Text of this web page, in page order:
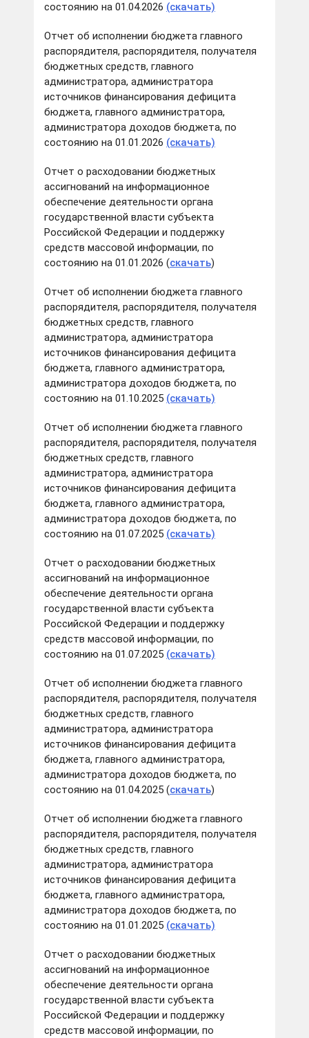
состоянию на 01.04.2026 (скачать)
Отчет об исполнении бюджета главного
распорядителя, распорядителя, получателя
бюджетных средств, главного
администратора, администратора
источников финансирования дефицита
бюджета, главного администратора,
администратора доходов бюджета, по
состоянию на 01.01.2026 (скачать)
Отчет о расходовании бюджетных
ассигнований на информационное
обеспечение деятельности органа
государственной власти субъекта
Российской Федерации и поддержку
средств массовой информации, по
состоянию на 01.01.2026 (скачать)
Отчет об исполнении бюджета главного
распорядителя, распорядителя, получателя
бюджетных средств, главного
администратора, администратора
источников финансирования дефицита
бюджета, главного администратора,
администратора доходов бюджета, по
состоянию на 01.10.2025 (скачать)
Отчет об исполнении бюджета главного
распорядителя, распорядителя, получателя
бюджетных средств, главного
администратора, администратора
источников финансирования дефицита
бюджета, главного администратора,
администратора доходов бюджета, по
состоянию на 01.07.2025 (скачать)
Отчет о расходовании бюджетных
ассигнований на информационное
обеспечение деятельности органа
государственной власти субъекта
Российской Федерации и поддержку
средств массовой информации, по
состоянию на 01.07.2025 (скачать)
Отчет об исполнении бюджета главного
распорядителя, распорядителя, получателя
бюджетных средств, главного
администратора, администратора
источников финансирования дефицита
бюджета, главного администратора,
администратора доходов бюджета, по
состоянию на 01.04.2025 (скачать)
Отчет об исполнении бюджета главного
распорядителя, распорядителя, получателя
бюджетных средств, главного
администратора, администратора
источников финансирования дефицита
бюджета, главного администратора,
администратора доходов бюджета, по
состоянию на 01.01.2025 (скачать)
Отчет о расходовании бюджетных
ассигнований на информационное
обеспечение деятельности органа
государственной власти субъекта
Российской Федерации и поддержку
средств массовой информации, по